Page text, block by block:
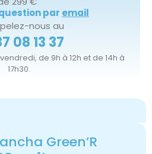
par email
nous au
08 13 37
de 9h à 12h et de 14h à
17h30.
Green’R